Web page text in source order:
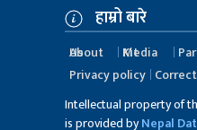
हाम्रो बारे
About Us Media Kit
Privacy policy
Intellectual property of
is provided byNepal